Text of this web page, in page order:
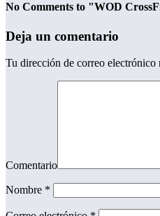
No Comments to "WOD
Deja un comentario
Tu dirección de correo electrónico
Comentario
Nombre *